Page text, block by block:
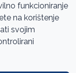
funkcioniranje
na korištenje
svojim